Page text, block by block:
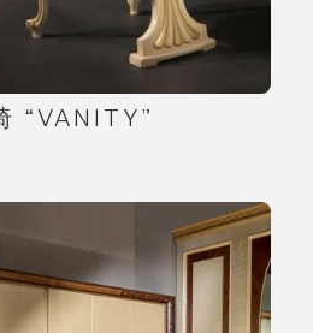
“VANITY”